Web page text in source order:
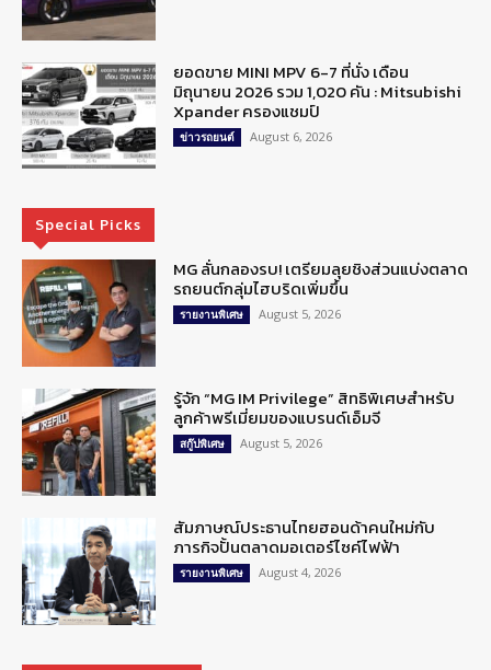
ยอดขาย MINI MPV 6-7 ที่นั่ง เดือน
มิถุนายน 2026 รวม 1,020 คัน : Mitsubishi
Xpander ครองแชมป์
ข่าวรถยนต์ August 6, 2026
Special Picks
MG ลั่นกลองรบ! เตรียมลุยชิงส่วนแบ่งตลาด
รถยนต์กลุ่มไฮบริดเพิ่มขึ้น
รายงานพิเศษ August 5, 2026
รู้จัก “MG IM Privilege” สิทธิพิเศษสำหรับ
ลูกค้าพรีเมี่ยมของแบรนด์เอ็มจี
สกู๊ปพิเศษ August 5, 2026
สัมภาษณ์ประธานไทยฮอนด้าคนใหม่กับ
ภารกิจปั้นตลาดมอเตอร์ไซค์ไฟฟ้า
รายงานพิเศษ August 4, 2026